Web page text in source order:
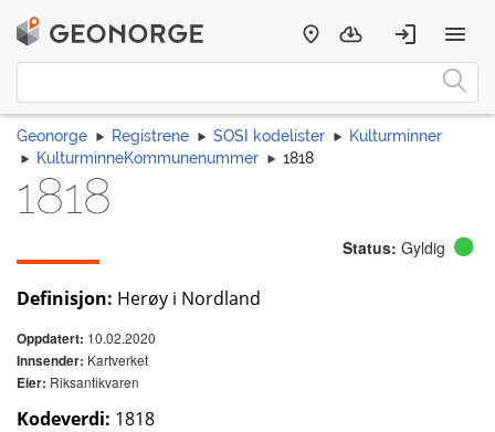
Geonorge Registrene SOSI kodelister
Kulturminner
KulturminneKommunenummer
1818
1818
Status: Gyldig
Definisjon: Herøy i Nordland
Oppdatert: 10.02.2020
Innsender: Kartverket
Eier: Riksantikvaren
Kodeverdi: 1818